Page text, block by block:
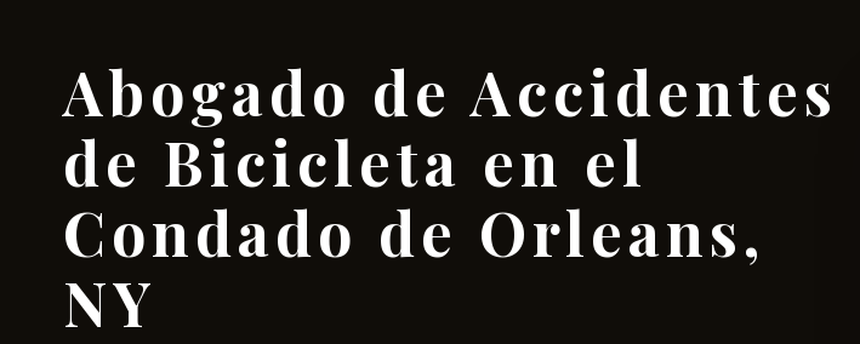
Abogado de Accidentes
de Bicicleta en el
Condado de Orleans,
NY